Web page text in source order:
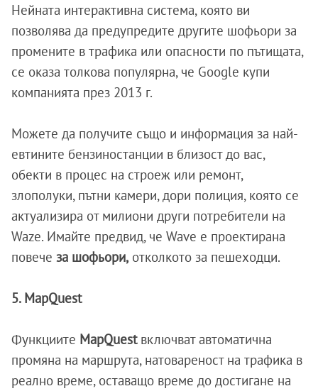
Нейната интерактивна система, която ви
позволява да предупредите другите шофьори за
промените в трафика или опасности по пътищата,
се оказа толкова популярна, че Google купи
компанията през 2013 г.
Можете да получите също и информация за най-
евтините бензиностанции в близост до вас,
обекти в процес на строеж или ремонт,
злополуки, пътни камери, дори полиция, която се
актуализира от милиони други потребители на
Waze. Имайте предвид, че Wave е проектирана
повече за шофьори, отколкото за пешеходци.
5. MapQuest
Функциите MapQuestвключват автоматична
промяна на маршрута, натовареност на трафика в
реално време, оставащо време до достигане на